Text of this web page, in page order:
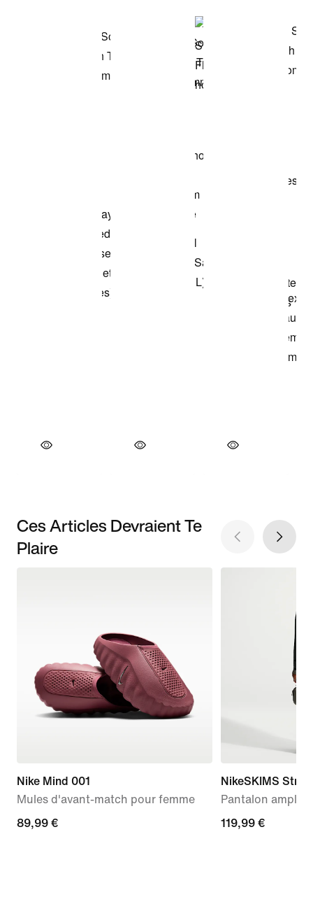
Ces Articles Devraient Te
Plaire
Nike Mind 001
Mules d'avant-match pour femme
89,99 €
89,99 €
NikeSKIMS
Pantalon ample
119,99 €
119,99 €